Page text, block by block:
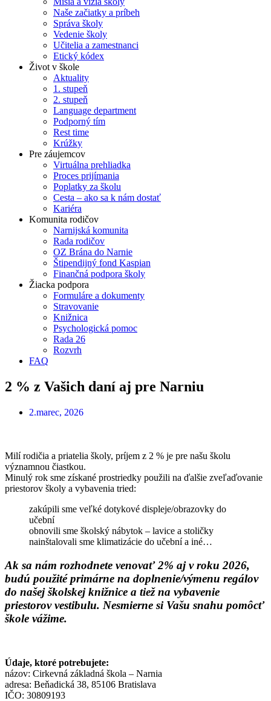
Naše začiatky a príbeh
Správa školy
Vedenie školy
Učitelia a zamestnanci
Etický kódex
Život v škole
Aktuality
1. stupeň
2. stupeň
Language department
Podporný tím
Rest time
Krúžky
Pre záujemcov
Virtuálna prehliadka
Proces prijímania
Poplatky za školu
Cesta – ako sa k nám dostať
Kariéra
Komunita rodičov
Narnijská komunita
Rada rodičov
OZ Brána do Narnie
Štipendijný fond Kaspian
Finančná podpora školy
Žiacka podpora
Formuláre a dokumenty
Stravovanie
Knižnica
Psychologická pomoc
Rada 26
Rozvrh
FAQ
2 % z Vašich daní aj pre Narniu
2.marec, 2026
Milí rodičia a priatelia školy, príjem z 2 % je pre našu školu
významnou čiastkou.
Minulý rok sme získané prostriedky použili na ďalšie zveľaďovanie
priestorov školy a vybavenia tried:
zakúpili sme veľké dotykové displeje/obrazovky do
učební
obnovili sme školský nábytok – lavice a stoličky
nainštalovali sme klimatizácie do učební a iné…
Ak sa nám rozhodnete venovať 2% aj v roku 2026,
budú použité primárne na doplnenie/výmenu regálov
do našej školskej knižnice a tiež na vybavenie
priestorov vestibulu. Nesmierne si Vašu snahu pomôcť
škole vážime.
Údaje, ktoré potrebujete:
názov: Cirkevná základná škola – Narnia
adresa: Beňadická 38, 85106 Bratislava
IČO: 30809193